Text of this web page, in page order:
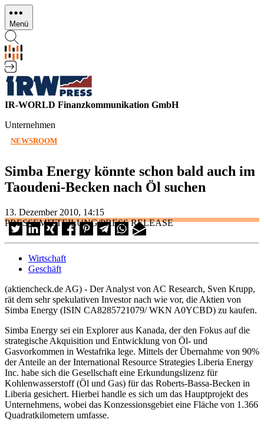
Direkt
zum
Inhalt
Menü
IR-WORLD Finanzkommunikation GmbH
Unternehmen
NEWSROOM
Simba Energy könnte schon bald auch im
Taoudeni-Becken nach Öl suchen
13. Dezember 2010, 14:15
PRESSEMITTEILUNG/PRESS RELEASE
Wirtschaft
Geschäft
(aktiencheck.de AG) - Der Analyst von AC Research, Sven Krupp,
rät dem sehr spekulativen Investor nach wie vor, die Aktien von
Simba Energy (ISIN CA8285721079/ WKN A0YCBD) zu kaufen.
Simba Energy sei ein Explorer aus Kanada, der den Fokus auf die
strategische Akquisition und Entwicklung von Öl- und
Gasvorkommen in Westafrika lege. Mittels der Übernahme von 90%
der Anteile an der International Resource Strategies Liberia Energy
Inc. habe sich die Gesellschaft eine Erkundungslizenz für
Kohlenwasserstoff (Öl und Gas) für das Roberts-Bassa-Becken in
Liberia gesichert. Hierbei handle es sich um das Hauptprojekt des
Unternehmens, wobei das Konzessionsgebiet eine Fläche von 1.366
Quadratkilometern umfasse.